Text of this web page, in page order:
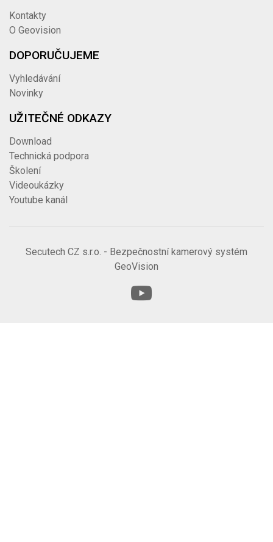
Kontakty
O Geovision
DOPORUČUJEME
Vyhledávání
Novinky
UŽITEČNÉ ODKAZY
Download
Technická podpora
Školení
Videoukázky
Youtube kanál
Secutech CZ s.r.o. - Bezpečnostní kamerový systém
GeoVision